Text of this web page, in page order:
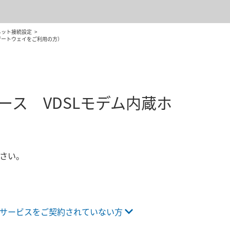
ト接続設定
トウェイをご利用の方）
ス VDSLモデム内蔵ホ
い。
ービスをご契約されていない方